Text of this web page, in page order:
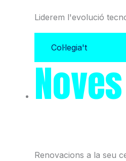
Liderem l'evolució
Col·legia't
Renovacions a la seu